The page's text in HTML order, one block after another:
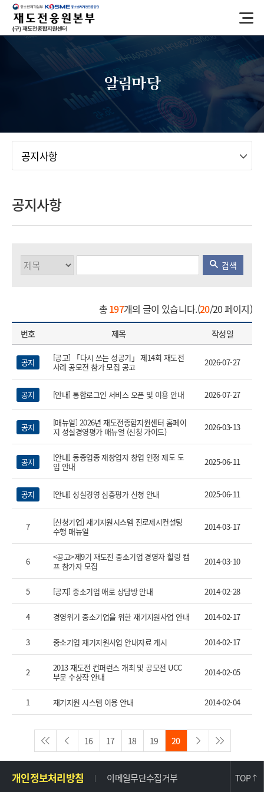
영
열기
알림마당
공지사항
공지사항
검색
총197개의 글이 있습니다.(20/20 페이지)
번호 제목 작성일
공지
[공고] 「다시 쓰는 성공기」 제14회 재도전
사례 공모전 참가 모집 공고
2026-07-27
공지 [안내] 통합로그인 서비스 오픈 및 이용 안내 2026-07-27
공지
[매뉴얼] 2026년 재도전종합지원센터 홈페이
지 성실경영평가 매뉴얼 (신청 가이드)
2026-03-13
공지
[안내] 동종업종 재창업자 창업 인정 제도 도
입 안내
2025-06-11
공지 [안내] 성실경영 심층평가 신청 안내 2025-06-11
7
[신청기업] 재기지원시스템 진로제시컨설팅
수행 매뉴얼
2014-03-17
6
<공고>제9기 재도전 중소기업 경영자 힐링 캠
프 참가자 모집
2014-03-10
5 [공지] 중소기업 애로 상담방 안내 2014-02-28
4 경영위기 중소기업을 위한 재기지원사업 안내 2014-02-17
3 중소기업 재기지원사업 안내자료 게시 2014-02-17
2
2013 재도전 컨퍼런스 개최 및 공모전 UCC
부문 수상작 안내
2014-02-05
1 재기지원 시스템 이용 안내 2014-02-04
16 17 18 19 20
개인정보처리방침 이메일무단수집거부 TOP ↑